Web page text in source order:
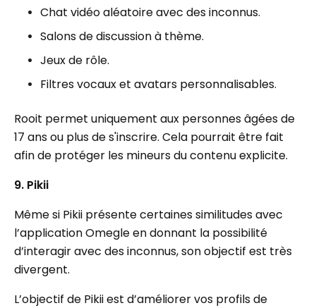
Chat vidéo aléatoire avec des inconnus.
Salons de discussion à thème.
Jeux de rôle.
Filtres vocaux et avatars personnalisables.
Rooit permet uniquement aux personnes âgées de
17 ans ou plus de s'inscrire. Cela pourrait être fait
afin de protéger les mineurs du contenu explicite.
9. Pikii
Même si Pikii présente certaines similitudes avec
l’application Omegle en donnant la possibilité
d’interagir avec des inconnus, son objectif est très
divergent.
L’objectif de Pikii est d’améliorer vos profils de